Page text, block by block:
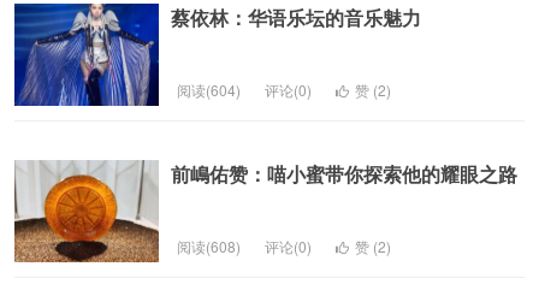
蔡依林：华语乐坛的音乐魅力
阅读(604) 评论(0) 赞 (2)
前嶋佑赞：喵小蜜带你探索他的耀眼之路
阅读(608) 评论(0) 赞 (2)